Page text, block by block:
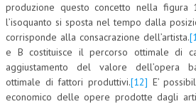
produzione questo concetto nella
l’isoquanto si sposta nel tempo dalla
corrisponde alla consacrazione dell’artista.
e B costituisce il percorso ottimale di
aggiustamento del valore dell’opera
ottimale di fattori produttivi.[12] E’
economico delle opere prodotte dagli